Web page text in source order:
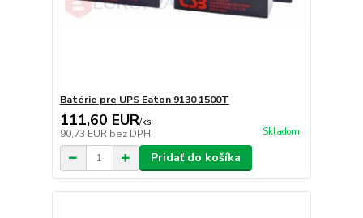
Batérie pre UPS Eaton 9130 1500T
111,60 EUR/ks
90,73 EUR bez DPH Skladom
Pridať do košíka